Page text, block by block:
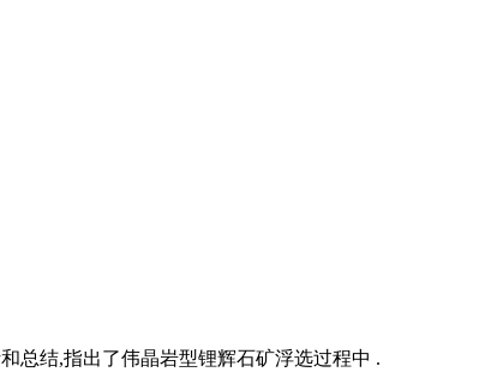
总结,指出了伟晶岩型锂辉石矿浮选过程中 .